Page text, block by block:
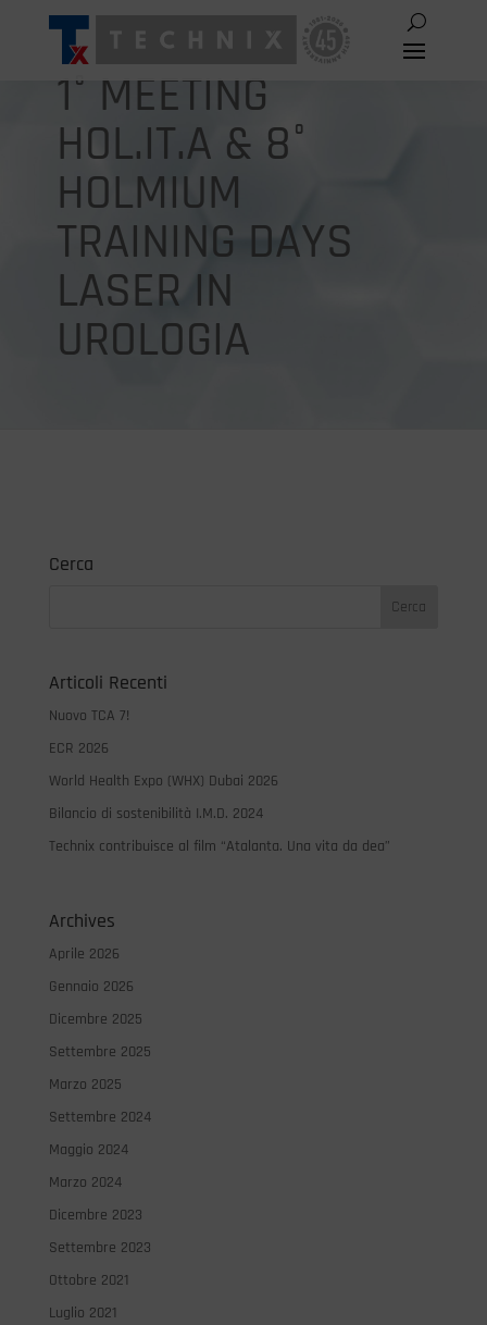
1° MEETING
HOL.IT.A & 8°
HOLMIUM
TRAINING DAYS
LASER IN
UROLOGIA
Cerca
Articoli Recenti
Nuovo TCA 7!
ECR 2026
World Health Expo (WHX) Dubai 2026
Bilancio di sostenibilità I.M.D. 2024
Technix contribuisce al film “Atalanta. Una vita da dea”
Archives
Aprile 2026
Gennaio 2026
Dicembre 2025
Settembre 2025
Marzo 2025
Settembre 2024
Maggio 2024
Marzo 2024
Dicembre 2023
Settembre 2023
Ottobre 2021
Luglio 2021